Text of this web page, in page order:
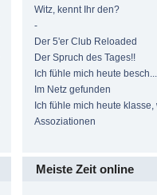
Witz, kennt Ihr den?
-
Der 5'er Club Reloaded
Der Spruch des Tages!!
Ich fühle mich heute
Im Netz gefunden
Ich fühle mich heute klasse,
Assoziationen
Meiste Zeit online